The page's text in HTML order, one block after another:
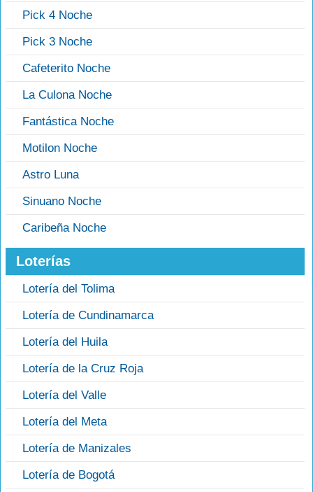
Pick 4 Noche
Pick 3 Noche
Cafeterito Noche
La Culona Noche
Fantástica Noche
Motilon Noche
Astro Luna
Sinuano Noche
Caribeña Noche
Loterías
Lotería del Tolima
Lotería de Cundinamarca
Lotería del Huila
Lotería de la Cruz Roja
Lotería del Valle
Lotería del Meta
Lotería de Manizales
Lotería de Bogotá